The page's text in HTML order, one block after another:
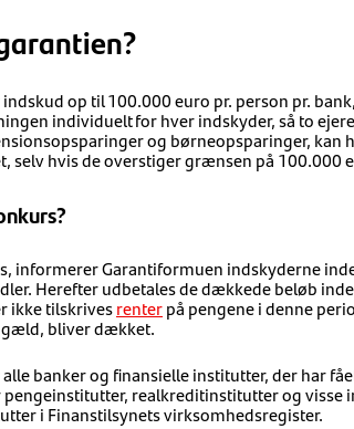
op til 100.000 euro pr. person pr.
individuelt for hver indskyder, så to
og børneopsparinger, kan
selv hvis de overstiger grænsen på 100.000
informerer Garantiformuen indskyderne
Herefter udbetales de dækkede beløb
ikke tilskrivesrenterpå pengene i denne
bliver dækket.
banker og finansielle institutter, der har
realkreditinstitutter og visse
i Finanstilsynets virksomhedsregister.